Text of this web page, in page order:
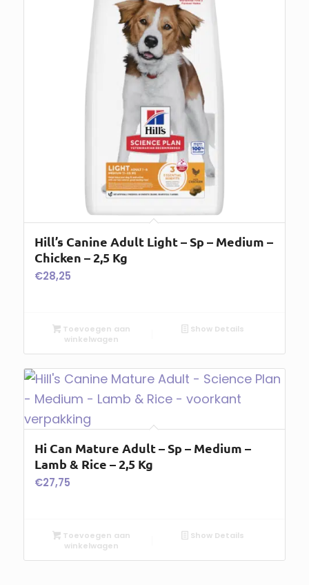
Hill’s Canine Adult Light – Sp – Medium –
Chicken – 2,5 Kg
€28,25
Toevoegen aan
winkelwagen
Show Details
Hi Can Mature Adult – Sp – Medium –
Lamb & Rice – 2,5 Kg
€27,75
Toevoegen aan
winkelwagen
Show Details